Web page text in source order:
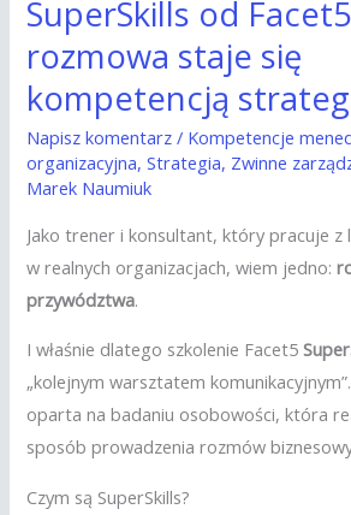
SuperSkills od
rozmowa staje się
kompetencją
Napisz komentarz / Kompetencje
organizacyjna,Strategia, Zwinne
Marek Naumiuk
Jako trener i konsultant, który pracuje z
w realnych organizacjach, wiem jedno:
przywództwa.
I właśnie dlatego szkolenie Facet5
„kolejnym warsztatem
oparta na badaniu osobowości, która
sposób prowadzenia rozmów
Czym są SuperSkills?